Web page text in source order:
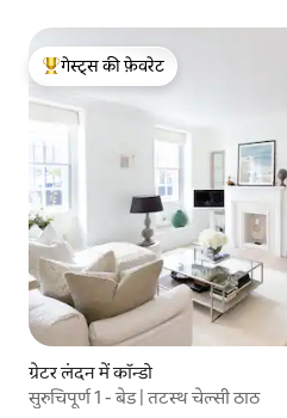
गेस्ट्स का टॉप फ़ेवरेट
गेस्ट्स की फ़ेवरेट
ग्रेटर लंदन में कॉन्डो
सुरुचिपूर्ण 1 - बेड | तटस्थ चेल्सी ठाठ